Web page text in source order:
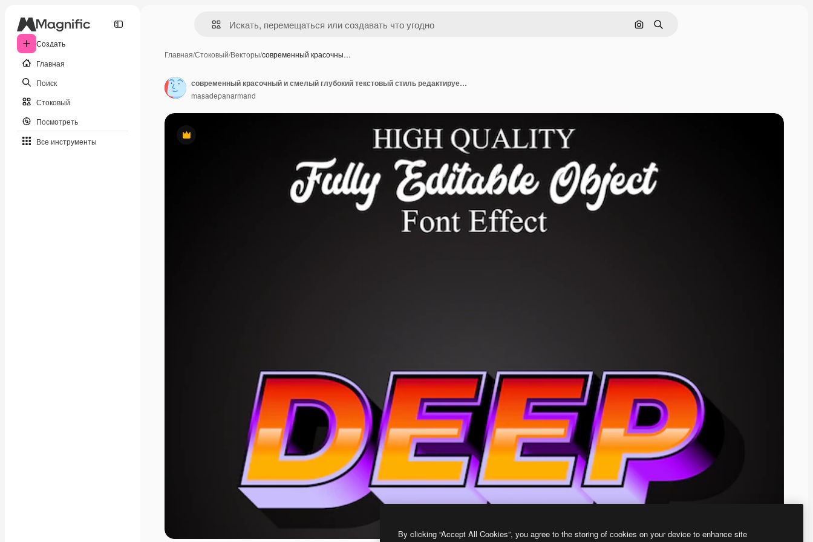
Создать
Главная
Поиск
Стоковый
Посмотреть
Все инструменты
Поиск по изображению
Поиск
Главная/Стоковый/Векторы/современный красочны…
Премиум
современный красочный и смелый глубокий текстовый стиль редактируемый эффект шрифта
masadepanarmand
By clicking “Accept All Cookies”, you agree to the storing of cookies on your device to enhance site